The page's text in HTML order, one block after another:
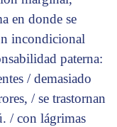
en donde se
incondicional
paterna:
/ demasiado
/ se trastornan
/ con lágrimas